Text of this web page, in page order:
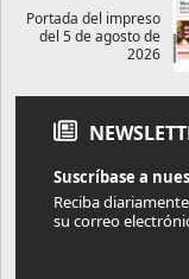
Portada del impreso
del 5 de agosto de
2026
Suscríbase a
Reciba
su correo